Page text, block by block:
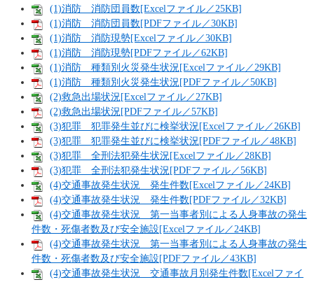
(1)消防 消防団員数[Excelファイル／25KB]
(1)消防 消防団員数[PDFファイル／30KB]
(1)消防 消防現勢[Excelファイル／30KB]
(1)消防 消防現勢[PDFファイル／62KB]
(1)消防 種類別火災発生状況[Excelファイル／29KB]
(1)消防 種類別火災発生状況[PDFファイル／50KB]
(2)救急出場状況[Excelファイル／27KB]
(2)救急出場状況[PDFファイル／57KB]
(3)犯罪 犯罪発生並びに検挙状況[Excelファイル／26KB]
(3)犯罪 犯罪発生並びに検挙状況[PDFファイル／48KB]
(3)犯罪 全刑法犯発生状況[Excelファイル／28KB]
(3)犯罪 全刑法犯発生状況[PDFファイル／56KB]
(4)交通事故発生状況 発生件数[Excelファイル／24KB]
(4)交通事故発生状況 発生件数[PDFファイル／32KB]
(4)交通事故発生状況 第一当事者別による人身事故の発生
件数・死傷者数及び安全施設[Excelファイル／24KB]
(4)交通事故発生状況 第一当事者別による人身事故の発生
件数・死傷者数及び安全施設[PDFファイル／43KB]
(4)交通事故発生状況 交通事故月別発生件数[Excelファイ